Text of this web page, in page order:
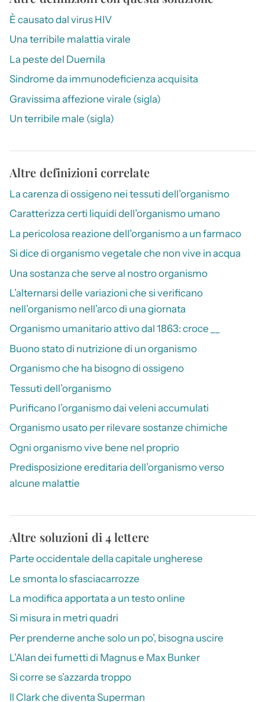
È causato dal virus HIV
Una terribile malattia virale
La peste del Duemila
Sindrome da immunodeficienza acquisita
Gravissima affezione virale (sigla)
Un terribile male (sigla)
Altre definizioni correlate
La carenza di ossigeno nei tessuti dell’organismo
Caratterizza certi liquidi dell’organismo umano
La pericolosa reazione dell’organismo a un farmaco
Si dice di organismo vegetale che non vive in acqua
Una sostanza che serve al nostro organismo
L’alternarsi delle variazioni che si verificano
nell’organismo nell’arco di una giornata
Organismo umanitario attivo dal 1863: croce __
Buono stato di nutrizione di un organismo
Organismo che ha bisogno di ossigeno
Tessuti dell’organismo
Purificano l’organismo dai veleni accumulati
Organismo usato per rilevare sostanze chimiche
Ogni organismo vive bene nel proprio
Predisposizione ereditaria dell’organismo verso
alcune malattie
Altre soluzioni di 4 lettere
Parte occidentale della capitale ungherese
Le smonta lo sfasciacarrozze
La modifica apportata a un testo online
Si misura in metri quadri
Per prenderne anche solo un po’, bisogna uscire
L’Alan dei fumetti di Magnus e Max Bunker
Si corre se s’azzarda troppo
Il Clark che diventa Superman